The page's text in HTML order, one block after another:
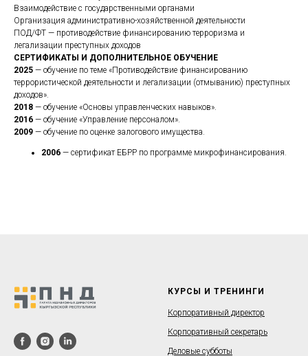
Взаимодействие с государственными органами
Организация административно-хозяйственной деятельности
ПОД/ФТ — противодействие финансированию терроризма и
легализации преступных доходов
СЕРТИФИКАТЫ И ДОПОЛНИТЕЛЬНОЕ ОБУЧЕНИЕ
2025 — обучение по теме «Противодействие финансированию
террористической деятельности и легализации (отмыванию) преступных
доходов».
2018 — обучение «Основы управленческих навыков».
2016 — обучение «Управление персоналом».
2009 — обучение по оценке залогового имущества.
2006 — сертификат ЕБРР по программе микрофинансирования.
КУРСЫ И ТРЕНИНГИ
Корпоративный директор
Корпоративный секретарь
Деловые субботы